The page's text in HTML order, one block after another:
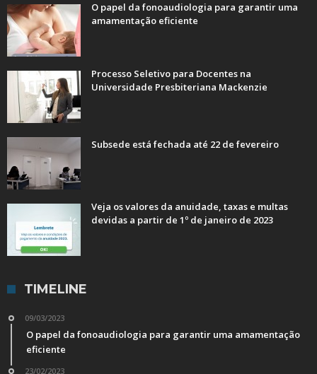
O papel da fonoaudiologia para garantir uma
amamentação eficiente
Processo Seletivo para Docentes na
Universidade Presbiteriana Mackenzie
Subsede está fechada até 22 de fevereiro
Veja os valores da anuidade, taxas e multas
devidas a partir de 1º de janeiro de 2023
TIMELINE
09/03/2023
O papel da fonoaudiologia para garantir uma amamentação
eficiente
23/02/2023